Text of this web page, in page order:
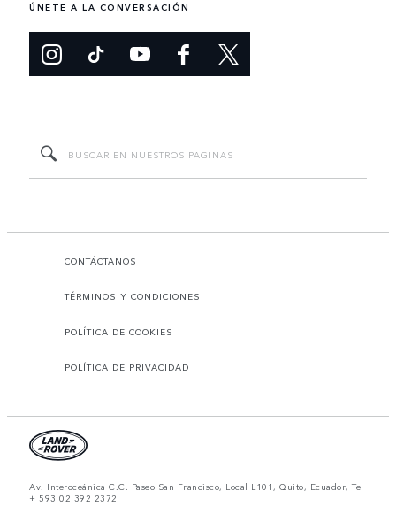
ÚNETE A LA CONVERSACIÓN
CONTÁCTANOS
TÉRMINOS Y CONDICIONES
POLÍTICA DE COOKIES
POLÍTICA DE PRIVACIDAD
Av. Interoceánica C.C. Paseo San Francisco, Local L101, Quito, Ecuador, Tel
+ 593 02 392 2372